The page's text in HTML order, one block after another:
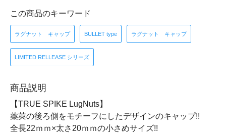
この商品のキーワード
ラグナット キャップ BULLET type ラグナット キャップ
LIMITED RELLEASE シリーズ
商品説明
【TRUE SPIKE LugNuts】
薬莢の後ろ側をモチーフにしたデザインのキャップ!!
全長22ｍｍ×太さ20ｍｍの小さめサイズ!!